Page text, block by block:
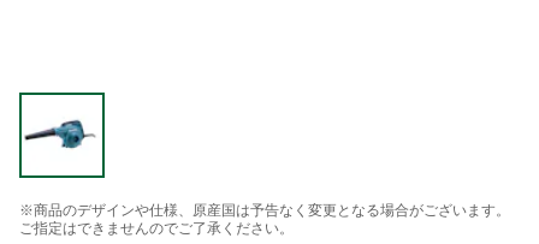
※商品のデザインや仕様、原産国は予告なく変更となる場合がございます。
ご指定はできませんのでご了承ください。